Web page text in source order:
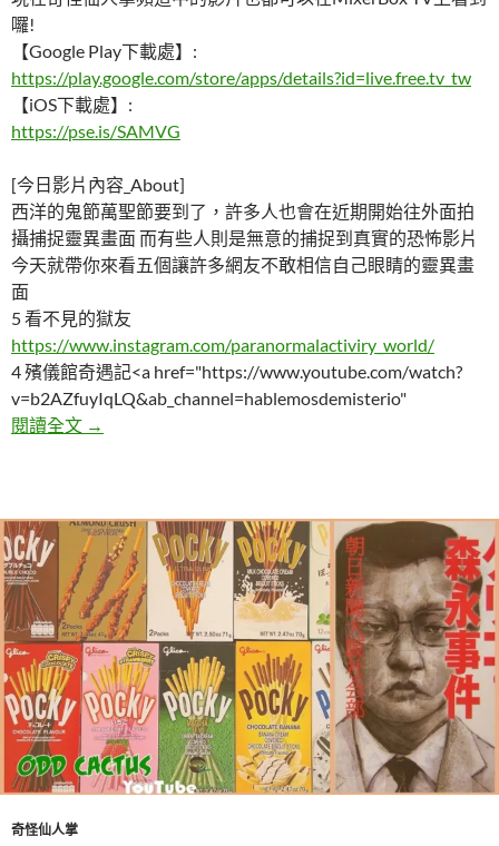
囉!
【Google Play下載處】:
https://play.google.com/store/apps/details?id=live.free.tv_tw
【iOS下載處】:
https://pse.is/SAMVG
[今日影片內容_About]
西洋的鬼節萬聖節要到了，許多人也會在近期開始往外面拍
攝捕捉靈異畫面 而有些人則是無意的捕捉到真實的恐怖影片
今天就帶你來看五個讓許多網友不敢相信自己眼睛的靈異畫
面
5 看不見的獄友
https://www.instagram.com/paranormalactiviry_world/
4 殯儀館奇遇記<a href="https://www.youtube.com/watch?
v=b2AZfuyIqLQ&ab_channel=hablemosdemisterio"
閱讀全文 五個讓網友爭論的真實靈異影片
→
奇怪仙人掌